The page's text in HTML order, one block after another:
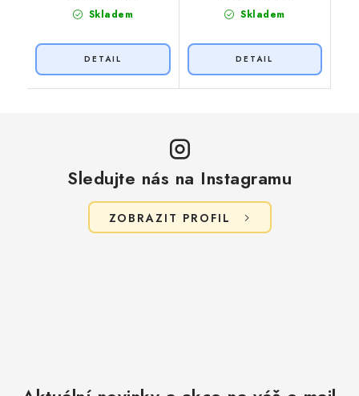
Skladem Skladem
Sledujte nás na Instagramu
ZOBRAZIT PROFIL